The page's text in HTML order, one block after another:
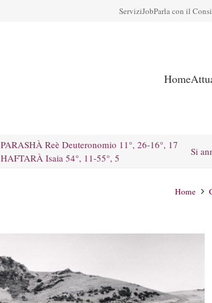
ServiziJobParla con il
Home
PARASHÀ Reè Deuteronomio 11°, 26-16°, 17
HAFTARÀ Isaia 54°, 11-55°, 5
Si
Home